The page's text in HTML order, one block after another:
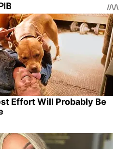
Effort Will Probably Be